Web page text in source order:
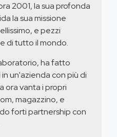
2001, la sua profonda
la sua missione
e pezzi
di tutto il mondo.
ha fatto
un'azienda con più di
ora vanta i propri
magazzino, e
forti partnership con